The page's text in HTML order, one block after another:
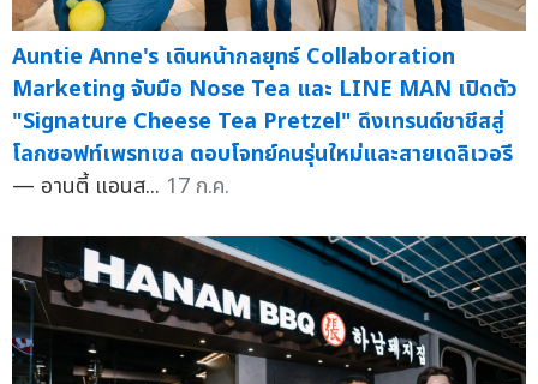
Auntie Anne's เดินหน้ากลยุทธ์ Collaboration
Marketing จับมือ Nose Tea และ LINE MAN เปิดตัว
"Signature Cheese Tea Pretzel" ดึงเทรนด์ชาชีสสู่
โลกซอฟท์เพรทเซล ตอบโจทย์คนรุ่นใหม่และสายเดลิเวอรี
— อานตี้ แอนส... 17 ก.ค.